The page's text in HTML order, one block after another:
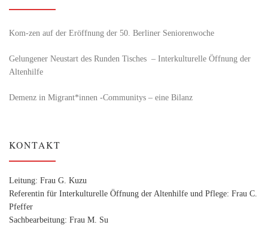
Kom-zen auf der Eröffnung der 50. Berliner Seniorenwoche
Gelungener Neustart des Runden Tisches – Interkulturelle Öffnung der
Altenhilfe
Demenz in Migrant*innen -Communitys – eine Bilanz
KONTAKT
Leitung: Frau G. Kuzu
Referentin für Interkulturelle Öffnung der Altenhilfe und Pflege: Frau C.
Pfeffer
Sachbearbeitung: Frau M. Su